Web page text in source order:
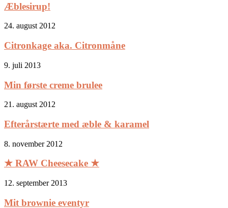
Æblesirup!
24. august 2012
Citronkage aka. Citronmåne
9. juli 2013
Min første creme brulee
21. august 2012
Efterårstærte med æble & karamel
8. november 2012
★ RAW Cheesecake ★
12. september 2013
Mit brownie eventyr